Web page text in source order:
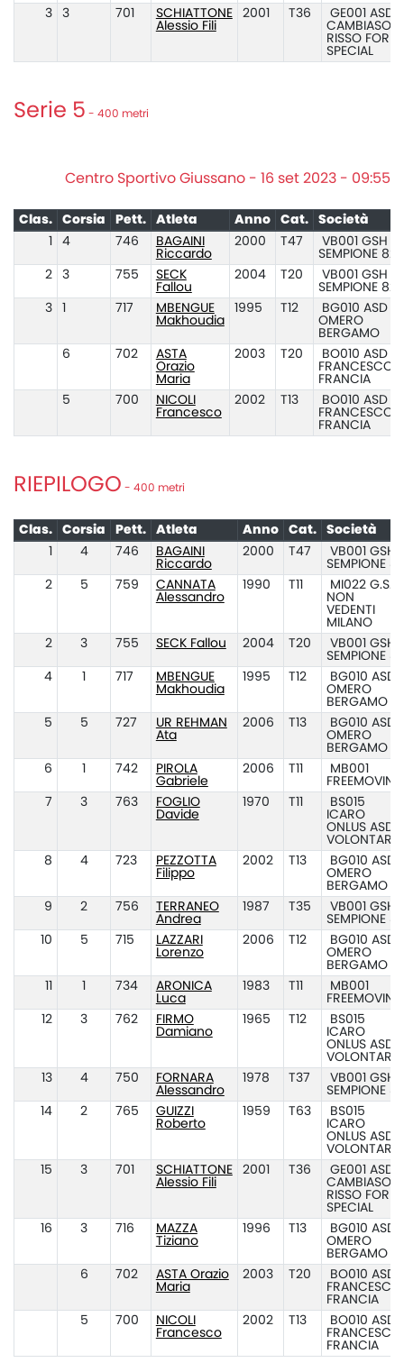
3
3 701
SCHIATTONE
Alessio Fili
2001 T36
GE001 ASD
CAMBIASO
RISSO FOR
SPECIAL
Serie 5 - 400 metri
Centro Sportivo Giussano - 16 set 2023 - 09:55
Clas. Corsia Pett. Atleta Anno Cat.
Società
4 746
BAGAINI
Riccardo
2000 T47
VB001 GSH
SEMPIONE 82
2
3 755
SECK
Fallou
2004 T20
VB001 GSH
SEMPIONE 82
3
717
MBENGUE
Makhoudia
1995 T12
BG010 ASD
OMERO
BERGAMO
6
702
ASTA
Orazio
Maria
2003 T20
BO010 ASD
FRANCESCO
FRANCIA
5
700
NICOLI
Francesco
2002 T13
BO010 ASD
FRANCESCO
FRANCIA
RIEPILOGO - 400 metri
Clas. Corsia Pett. Atleta Anno Cat.
Società
4 746
BAGAINI
Riccardo
2000 T47
VB001 GSH
SEMPIONE 82
2
5 759
CANNATA
Alessandro
1990 T11
MI022 G.S.D.
NON
VEDENTI
MILANO
2
3 755 SECK Fallou 2004 T20
VB001 GSH
SEMPIONE 82
4
717
MBENGUE
Makhoudia
1995 T12
BG010 ASD
OMERO
BERGAMO
5
5 727
UR REHMAN
Ata
2006 T13
BG010 ASD
OMERO
BERGAMO
6
742
PIROLA
Gabriele
2006 T11
MB001
FREEMOVING
7
3 763
FOGLIO
Davide
1970 T11
BS015
ICARO
ONLUS ASD E
VOLONTARI
8
4 723
PEZZOTTA
Filippo
2002 T13
BG010 ASD
OMERO
BERGAMO
9
2 756
TERRANEO
Andrea
1987 T35
VB001 GSH
SEMPIONE 82
10
5 715
LAZZARI
Lorenzo
2006 T12
BG010 ASD
OMERO
BERGAMO
734
ARONICA
Luca
1983 T11
MB001
FREEMOVING
12
3 762
FIRMO
Damiano
1965 T12
BS015
ICARO
ONLUS ASD E
VOLONTARI
13
4 750
FORNARA
Alessandro
1978 T37
VB001 GSH
SEMPIONE 82
14
2 765
GUIZZI
Roberto
1959 T63
BS015
ICARO
ONLUS ASD E
VOLONTARI
15
3 701
SCHIATTONE
Alessio Fili
2001 T36
GE001 ASD
CAMBIASO
RISSO FOR
SPECIAL
16
3 716
MAZZA
Tiziano
1996 T13
BG010 ASD
OMERO
BERGAMO
6
702
ASTA Orazio
Maria
2003 T20
BO010 ASD
FRANCESCO
FRANCIA
5
700
NICOLI
Francesco
2002 T13
BO010 ASD
FRANCESCO
FRANCIA